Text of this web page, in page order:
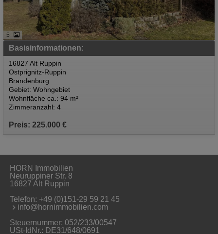
5
Basisinformationen:
16827 Alt Ruppin
Ostprignitz-Ruppin
Brandenburg
Gebiet: Wohngebiet
Preis: 225.000 €
Wohnfläche ca.: 94 m²
Zimmeranzahl: 4
HORN Immobilien
Neuruppiner Str. 8
16827 Alt Ruppin
Telefon: +49 (0)151-29 59 21 45
info@hornimmobilien.com
Steuernummer: 052/233/00547
USt-IdNr.: DE31/648/0691